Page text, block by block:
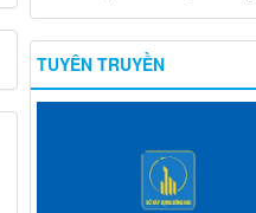
TUYÊN TRUYỀN